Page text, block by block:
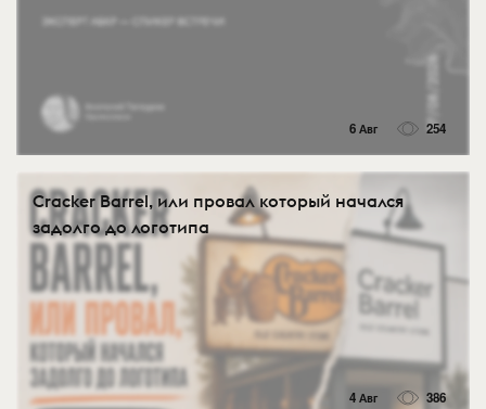
6 Авг 254
Cracker Barrel, или провал который начался
задолго до логотипа
4 Авг 386